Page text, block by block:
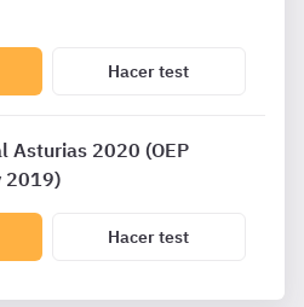
Hacer test
Asturias 2020 (OEP
2019)
Hacer test